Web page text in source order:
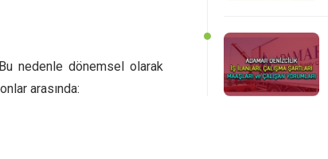
nedenle dönemsel olarak
arasında: